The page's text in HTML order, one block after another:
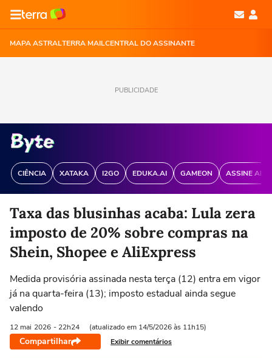
MAPA ASTRALTERRA MAILCENTRAL DO ASSINANTE
PUBLICIDADE
CIÊNCIA XATAKA I2GO EDUKA.AI GAMEON ASSINE
Taxa das blusinhas acaba: Lula zera
imposto de 20% sobre compras na
Shein, Shopee e AliExpress
Medida provisória assinada nesta terça (12) entra em vigor
já na quarta-feira (13); imposto estadual ainda segue
valendo
12 mai 2026 - 22h24 (atualizado em 14/5/2026 às 11h15)
Compartilhar Exibir comentários